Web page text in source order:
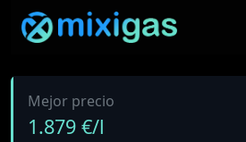
Mejor precio
1.879 €/l